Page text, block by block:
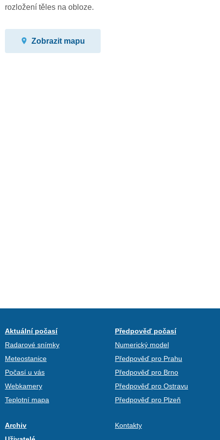
rozložení těles na obloze.
Zobrazit mapu
Aktuální počasí
Radarové snímky
Meteostanice
Počasí u vás
Webkamery
Teplotní mapa
Předpověď počasí
Numerický model
Předpověď pro Prahu
Předpověď pro Brno
Předpověď pro Ostravu
Předpověď pro Plzeň
Archiv
Kontakty